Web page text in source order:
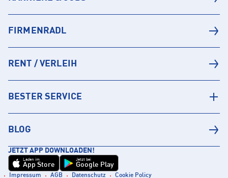
FIRMENRADL
RENT / VERLEIH
BESTER SERVICE
BLOG
JETZT APP DOWNLOADEN!
Laden im
App Store
Jetzt bei
Google Play
Impressum AGB Datenschutz Cookie Policy